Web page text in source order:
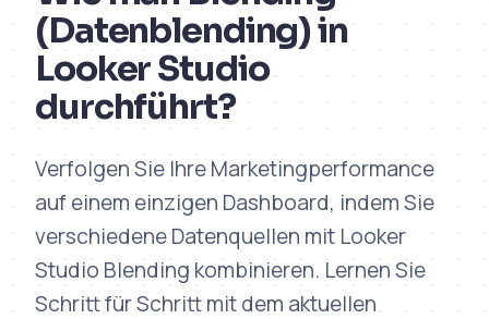
(Datenblending) in
Looker Studio
durchführt?
Verfolgen Sie Ihre Marketingperformance
auf einem einzigen Dashboard, indem Sie
verschiedene Datenquellen mit Looker
Studio Blending kombinieren. Lernen Sie
Schritt für Schritt mit dem aktuellen